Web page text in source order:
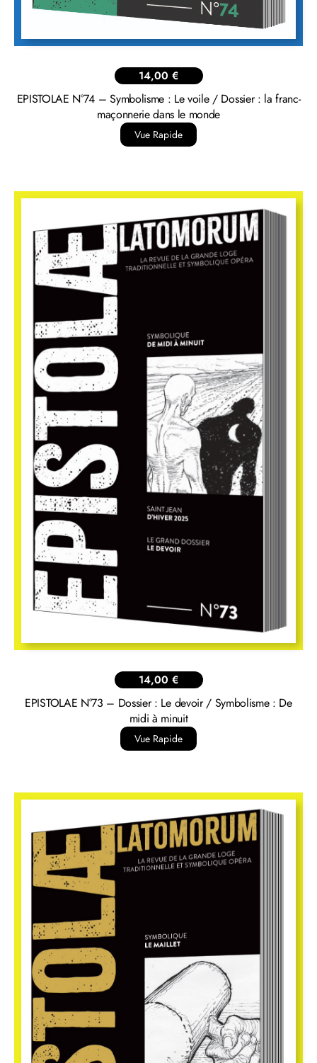
14,00 €
EPISTOLAE N°74 – Symbolisme : Le voile / Dossier : la franc-
maçonnerie dans le monde
Vue Rapide
14,00 €
EPISTOLAE N°73 – Dossier : Le devoir / Symbolisme : De
midi à minuit
Vue Rapide